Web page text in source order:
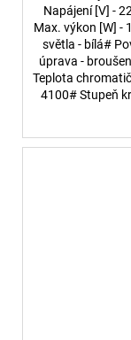
Napájení [V] -
Max. výkon [W] -
světla - bílá#
úprava -
Teplota
4100# Stupeň